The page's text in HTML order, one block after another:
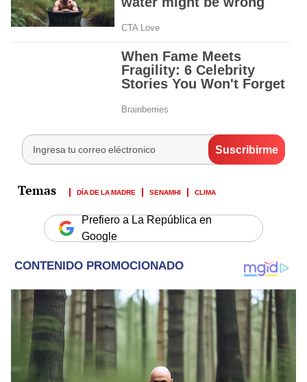
DÍA DE LA MADRE SENAMHI CLIMA
Prefiero a La República en
Google